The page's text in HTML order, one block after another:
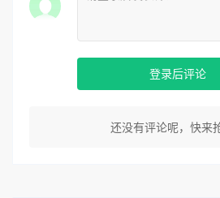
登录后评论
还没有评论呢，快来